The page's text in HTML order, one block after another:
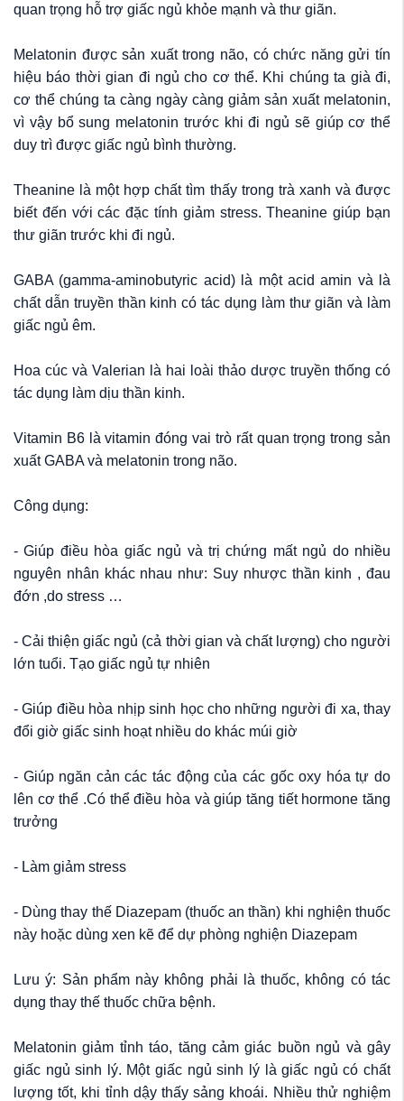
quan trọng hỗ trợ giấc ngủ khỏe mạnh và thư giãn.
Melatonin được sản xuất trong não, có chức năng gửi tín
hiệu báo thời gian đi ngủ cho cơ thể. Khi chúng ta già đi,
cơ thể chúng ta càng ngày càng giảm sản xuất melatonin,
vì vậy bổ sung melatonin trước khi đi ngủ sẽ giúp cơ thể
duy trì được giấc ngủ bình thường.
Theanine là một hợp chất tìm thấy trong trà xanh và được
biết đến với các đặc tính giảm stress. Theanine giúp bạn
thư giãn trước khi đi ngủ.
GABA (gamma-aminobutyric acid) là một acid amin và là
chất dẫn truyền thần kinh có tác dụng làm thư giãn và làm
giấc ngủ êm.
Hoa cúc và Valerian là hai loài thảo dược truyền thống có
tác dụng làm dịu thần kinh.
Vitamin B6 là vitamin đóng vai trò rất quan trọng trong sản
xuất GABA và melatonin trong não.
Công dụng:
- Giúp điều hòa giấc ngủ và trị chứng mất ngủ do nhiều
nguyên nhân khác nhau như: Suy nhược thần kinh , đau
đớn ,do stress …
- Cải thiện giấc ngủ (cả thời gian và chất lượng) cho người
lớn tuổi. Tạo giấc ngủ tự nhiên
- Giúp điều hòa nhịp sinh học cho những người đi xa, thay
đổi giờ giấc sinh hoạt nhiều do khác múi giờ
- Giúp ngăn cản các tác động của các gốc oxy hóa tự do
lên cơ thể .Có thể điều hòa và giúp tăng tiết hormone tăng
trưởng
- Làm giảm stress
- Dùng thay thế Diazepam (thuốc an thần) khi nghiện thuốc
này hoặc dùng xen kẽ để dự phòng nghiện Diazepam
Lưu ý: Sản phẩm này không phải là thuốc, không có tác
dụng thay thế thuốc chữa bệnh.
Melatonin giảm tỉnh táo, tăng cảm giác buồn ngủ và gây
giấc ngủ sinh lý. Một giấc ngủ sinh lý là giấc ngủ có chất
lượng tốt, khi tỉnh dậy thấy sảng khoái. Nhiều thử nghiệm